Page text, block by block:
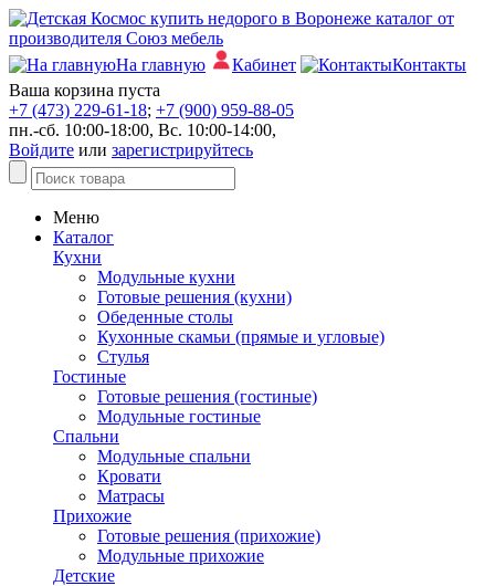
На главную Кабинет
Контакты
Ваша корзина пуста
+7 (473) 229-61-18; +7 (900) 959-88-05
пн.-сб. 10:00-18:00, Вс. 10:00-14:00,
Войдите или зарегистрируйтесь
Меню
Каталог
Кухни
Модульные кухни
Готовые решения (кухни)
Обеденные столы
Кухонные скамьи (прямые и угловые)
Стулья
Гостиные
Готовые решения (гостиные)
Модульные гостиные
Спальни
Модульные спальни
Кровати
Матрасы
Прихожие
Готовые решения (прихожие)
Модульные прихожие
Детские